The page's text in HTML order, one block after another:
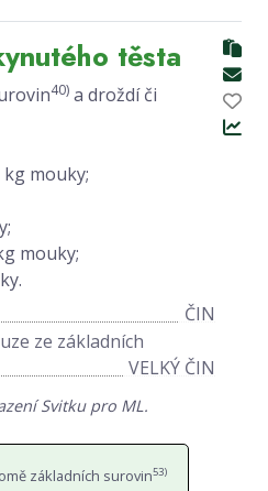
těsta
40) a droždí či
mouky;
mouky;
ČIN
ze základních
VELKÝ ČIN
Svitku pro ML.
základních surovin53)